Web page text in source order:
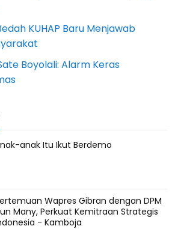
KUHAP Baru Menjawab
Boyolali: Alarm Keras
anak Itu Ikut Berdemo
Wapres Gibran dengan DPM
Many, Perkuat Kemitraan Strategis
- Kamboja